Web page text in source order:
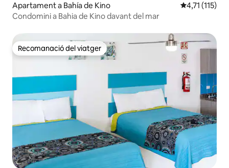
Apartament a Bahía de Kino 4,71 de
4,71 (115)
Condomini a Bahia de Kino davant del mar
Recomanació del viatger
Recomanació del viatger